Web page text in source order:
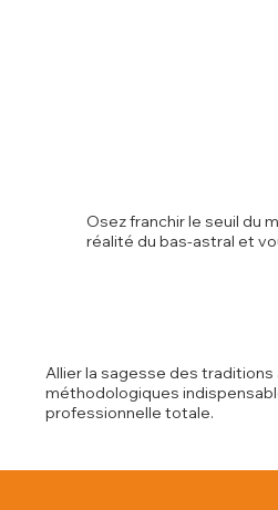
Osez franchir le seuil du
réalité du bas-astral et
Allier la sagesse des
méthodologiques
professionnelle totale.